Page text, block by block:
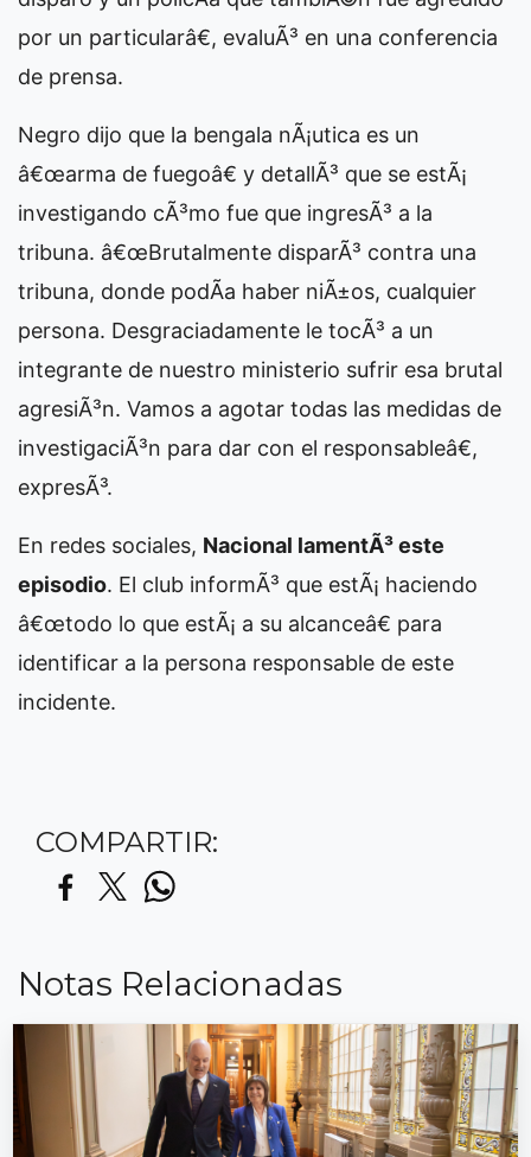
por un particularâ€, evaluÃ³ en una conferencia
de prensa.
Negro dijo que la bengala nÃ¡utica es un
â€œarma de fuegoâ€ y detallÃ³ que se estÃ¡
investigando cÃ³mo fue que ingresÃ³ a la
tribuna. â€œBrutalmente disparÃ³ contra una
tribuna, donde podÃ­a haber niÃ±os, cualquier
persona. Desgraciadamente le tocÃ³ a un
integrante de nuestro ministerio sufrir esa brutal
agresiÃ³n. Vamos a agotar todas las medidas de
investigaciÃ³n para dar con el responsableâ€,
expresÃ³.
En redes sociales, Nacional lamentÃ³ este
episodio. El club informÃ³ que estÃ¡ haciendo
â€œtodo lo que estÃ¡ a su alcanceâ€ para
identificar a la persona responsable de este
incidente.
COMPARTIR:
Notas Relacionadas